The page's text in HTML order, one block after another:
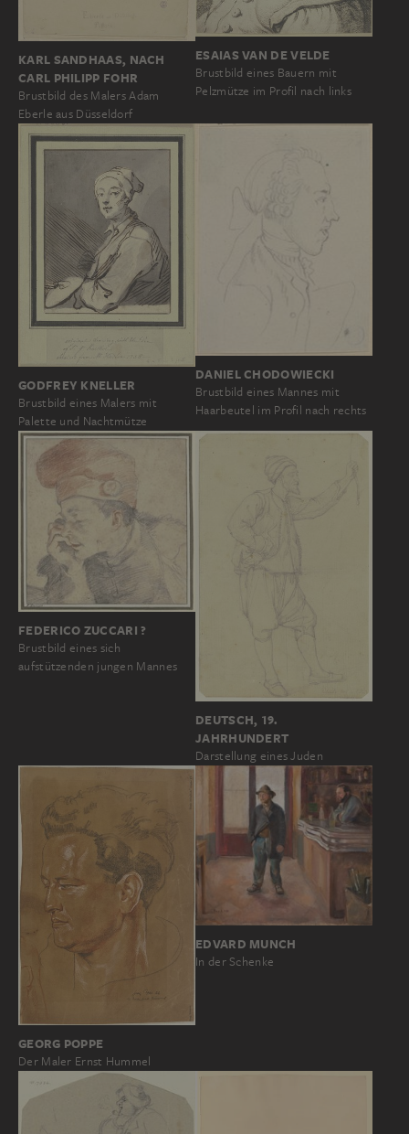
KARL SANDHAAS, NACH
CARL PHILIPP FOHR
Brustbild des Malers Adam
Eberle aus Düsseldorf
ESAIAS VAN DE VELDE
Brustbild eines Bauern mit
Pelzmütze im Profil nach links
GODFREY KNELLER
Brustbild eines Malers mit
Palette und Nachtmütze
DANIEL CHODOWIECKI
Brustbild eines Mannes mit
Haarbeutel im Profil nach rechts
FEDERICO ZUCCARI ?
Brustbild eines sich
aufstützenden jungen Mannes
DEUTSCH, 19.
JAHRHUNDERT
Darstellung eines Juden
GEORG POPPE
Der Maler Ernst Hummel
EDVARD MUNCH
In der Schenke